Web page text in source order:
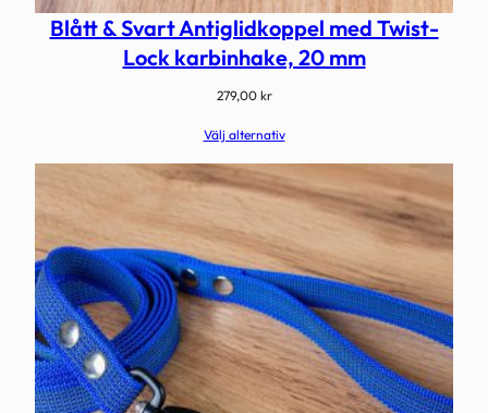
m
d
Blått & Svart Antiglidkoppel med Twist-
Lock karbinhake, 20 mm
279,00 kr
Välj alternativ